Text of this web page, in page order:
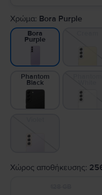
Χρώμα: Bora Purple
Bora
Purple
Phantom
Black
Χώρος αποθήκευσης: